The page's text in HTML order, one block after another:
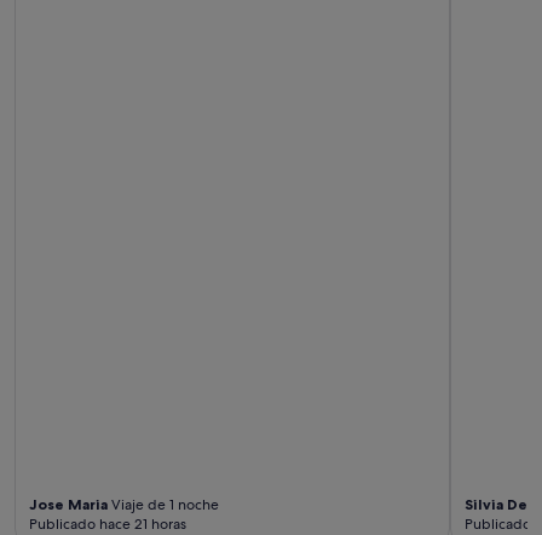
Jose Maria Viaje de 1 noche
Publicado hace 21 horas
Silvia De
Publicado